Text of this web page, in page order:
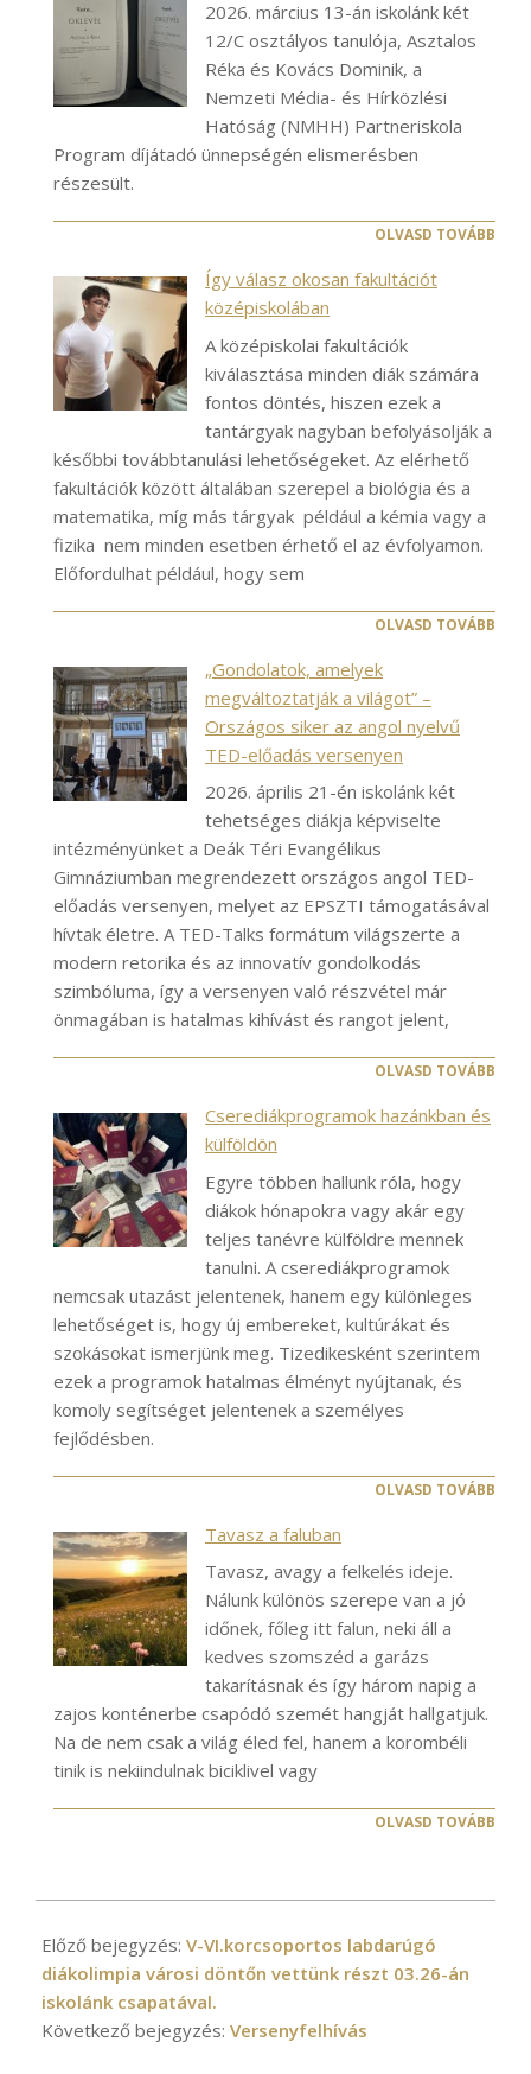
2026. március 13-án iskolánk két
12/C osztályos tanulója, Asztalos
Réka és Kovács Dominik, a
Nemzeti Média- és Hírközlési
Hatóság (NMHH) Partneriskola
Program díjátadó ünnepségén elismerésben
részesült.
OLVASD TOVÁBB
Így válasz okosan fakultációt
középiskolában
A középiskolai fakultációk
kiválasztása minden diák számára
fontos döntés, hiszen ezek a
tantárgyak nagyban befolyásolják a
későbbi továbbtanulási lehetőségeket. Az elérhető
fakultációk között általában szerepel a biológia és a
matematika, míg más tárgyak például a kémia vagy a
fizika nem minden esetben érhető el az évfolyamon.
Előfordulhat például, hogy sem
OLVASD TOVÁBB
„Gondolatok, amelyek
megváltoztatják a világot” –
Országos siker az angol nyelvű
TED-előadás versenyen
2026. április 21-én iskolánk két
tehetséges diákja képviselte
intézményünket a Deák Téri Evangélikus
Gimnáziumban megrendezett országos angol TED-
előadás versenyen, melyet az EPSZTI támogatásával
hívtak életre. A TED-Talks formátum világszerte a
modern retorika és az innovatív gondolkodás
szimbóluma, így a versenyen való részvétel már
önmagában is hatalmas kihívást és rangot jelent,
OLVASD TOVÁBB
Cserediákprogramok hazánkban és
külföldön
Egyre többen hallunk róla, hogy
diákok hónapokra vagy akár egy
teljes tanévre külföldre mennek
tanulni. A cserediákprogramok
nemcsak utazást jelentenek, hanem egy különleges
lehetőséget is, hogy új embereket, kultúrákat és
szokásokat ismerjünk meg. Tizedikesként szerintem
ezek a programok hatalmas élményt nyújtanak, és
komoly segítséget jelentenek a személyes
fejlődésben.
OLVASD TOVÁBB
Tavasz a faluban
Tavasz, avagy a felkelés ideje.
Nálunk különös szerepe van a jó
időnek, főleg itt falun, neki áll a
kedves szomszéd a garázs
takarításnak és így három napig a
zajos konténerbe csapódó szemét hangját hallgatjuk.
Na de nem csak a világ éled fel, hanem a korombéli
tinik is nekiindulnak biciklivel vagy
OLVASD TOVÁBB
03-
27
Előző bejegyzés: V-VI.korcsoportos labdarúgó
diákolimpia városi döntőn vettünk részt 03.26-án
iskolánk csapatával.
Következő bejegyzés: Versenyfelhívás